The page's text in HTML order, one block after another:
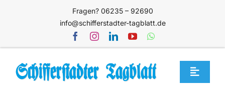
Fragen? 06235 – 92690
info@schifferstadter-tagblatt.de
Toggle